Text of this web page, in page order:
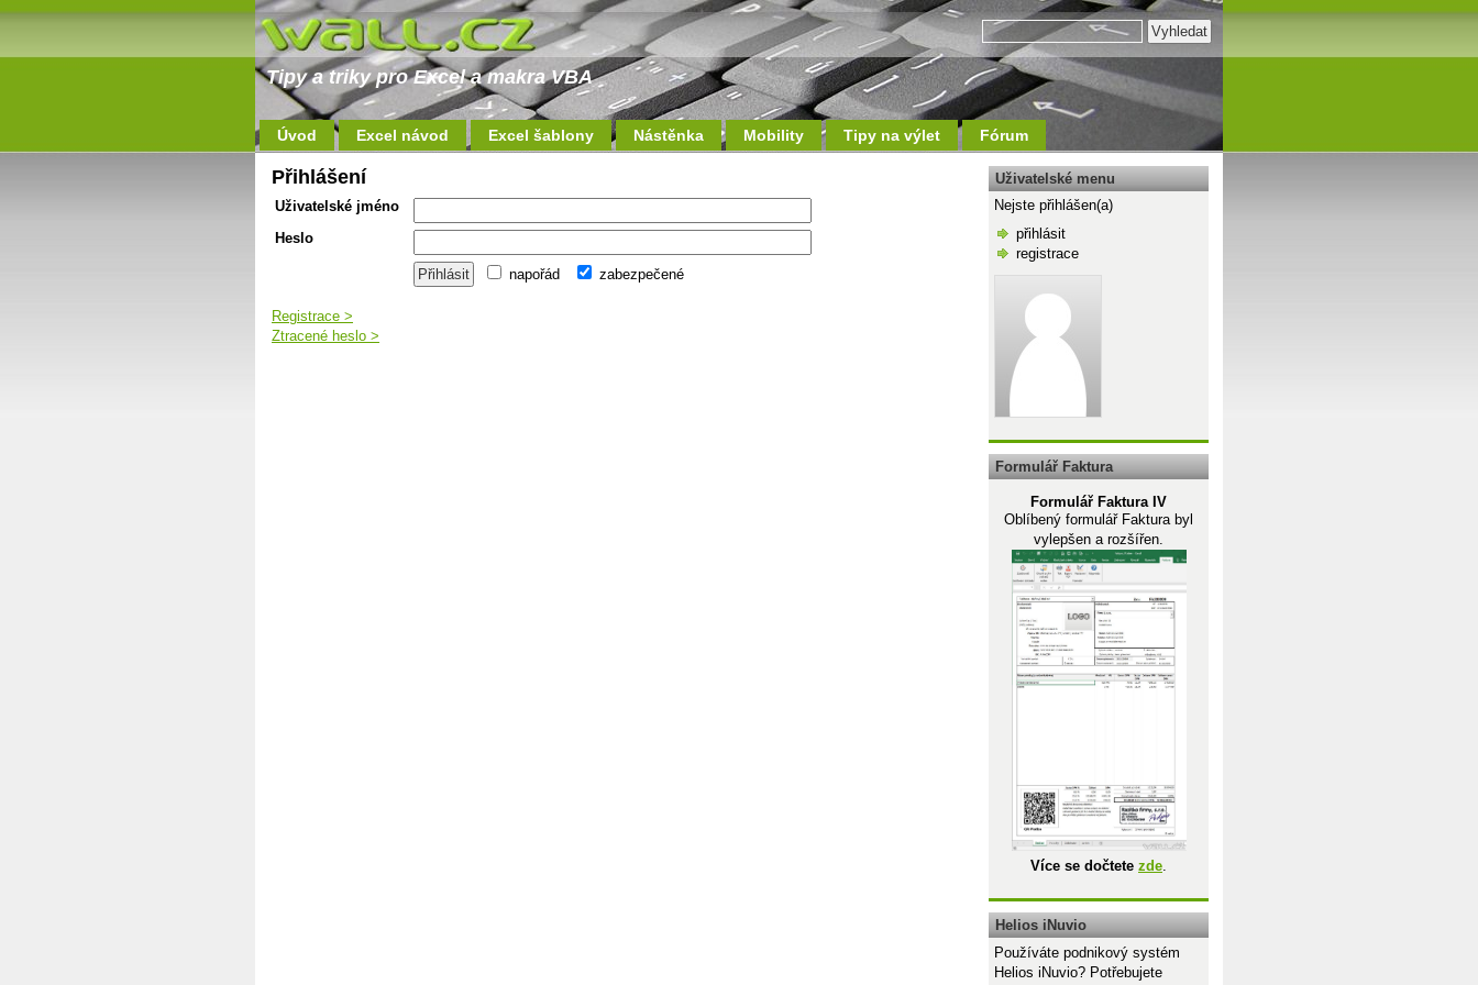
Tipy a triky pro Excel a makra VBA
Úvod Excel návod Excel šablony Nástěnka Mobility Tipy na výlet Fórum
Přihlášení
Uživatelské jméno
Heslo
napořád zabezpečené
Registrace >
Ztracené heslo >
Uživatelské menu
Nejste přihlášen(a)
přihlásit
registrace
Formulář Faktura
Formulář Faktura IV
Oblíbený formulář Faktura byl
vylepšen a rozšířen.
Více se dočtete zde.
Helios iNuvio
Používáte podnikový systém
Helios iNuvio? Potřebujete